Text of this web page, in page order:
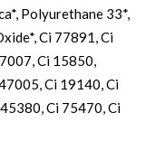
Polyurethane 33*,
Ci 77891, Ci
Ci 15850,
Ci 19140, Ci
Ci 75470, Ci